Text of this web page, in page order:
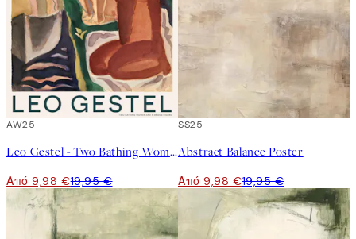
50%*
AW25
Leo Gestel - Two Bathing Women and a Bridge Figure Poster
Από 9,98 €19,95 €
50%*
SS25
Abstract Balance Poster
Από 9,98 €19,95 €